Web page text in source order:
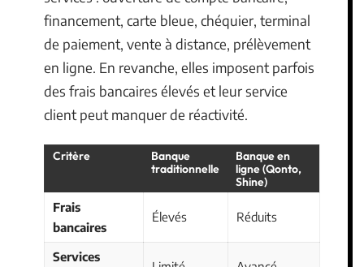
financement, carte bleue, chéquier, terminal
de paiement, vente à distance, prélèvement
en ligne. En revanche, elles imposent parfois
des frais bancaires élevés et leur service
client peut manquer de réactivité.
Critère
Banque
traditionnelle
Banque en
ligne (Qonto,
Shine)
Frais
bancaires
Élevés Réduits
Services